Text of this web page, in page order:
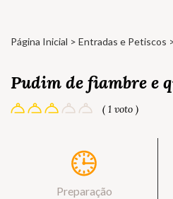
Página Inicial > Entradas e Petiscos
Pudim de fiambre e
( 1 voto )
Preparação